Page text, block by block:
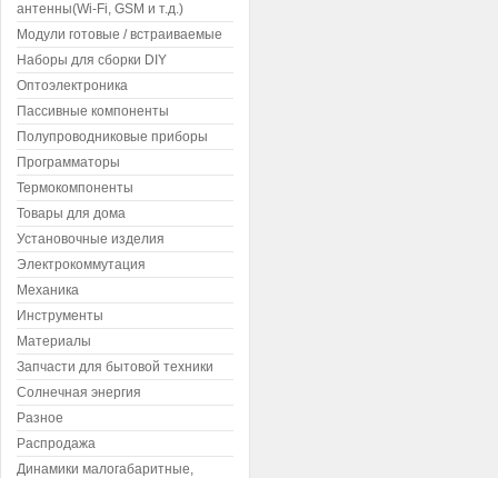
антенны(Wi-Fi, GSM и т.д.)
Модули готовые / встраиваемые
Наборы для сборки DIY
Оптоэлектроника
Пассивные компоненты
Полупроводниковые приборы
Программаторы
Термокомпоненты
Товары для дома
Установочные изделия
Электрокоммутация
Механика
Инструменты
Материалы
Запчасти для бытовой техники
Солнечная энергия
Разное
Распродажа
Динамики малогабаритные,